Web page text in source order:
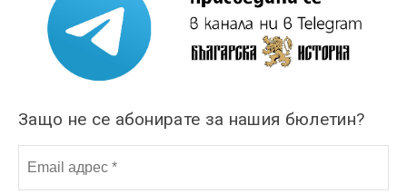
Защо не се абонирате за нашия бюлетин?